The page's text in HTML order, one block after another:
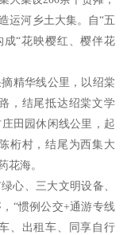
运河乡土大集。自“五
“花映樱红、樱伴花
精华线公里，以绍棠
，结尾抵达绍棠文学
田园休闲线公里，起
桁村，结尾为西集大
花海。
、三大文明设备、
“惯例公交+通游专线
、出租车、同享自行